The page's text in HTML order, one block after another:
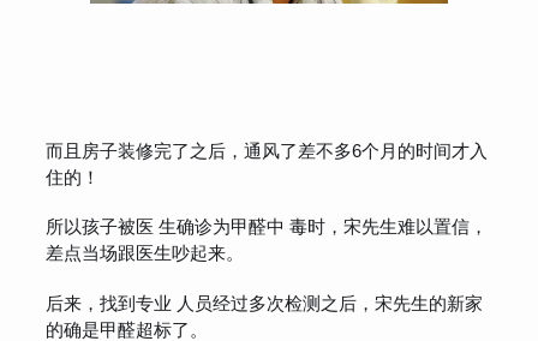
而且房子装修完了之后，通风了差不多6个月的时间才入
住的！
所以孩子被医 生确诊为甲醛中 毒时，宋先生难以置信，
差点当场跟医生吵起来。
后来，找到专业 人员经过多次检测之后，宋先生的新家
的确是甲醛超标了。